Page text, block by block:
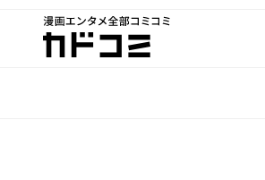
漫画エンタメ全部コミコミ
カドコミ